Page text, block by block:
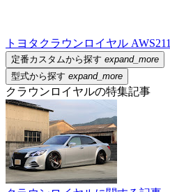
トヨタ クラウンロイヤル AWS211
定番カスタムから探す expand_more
型式から探す expand_more
クラウンロイヤルの特集記事